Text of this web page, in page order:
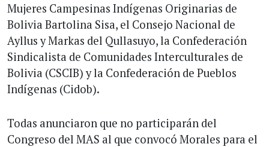
Mujeres Campesinas Indígenas Originarias de
Bolivia Bartolina Sisa, el Consejo Nacional de
Ayllus y Markas del Qullasuyo, la Confederación
Sindicalista de Comunidades Interculturales de
Bolivia (CSCIB) y la Confederación de Pueblos
Indígenas (Cidob).
Todas anunciaron que no participarán del
Congreso del MAS al que convocó Morales para el